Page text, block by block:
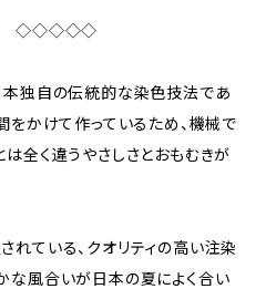
◇◇◇◇◇
本独自の伝統的な染色技法であ
をかけて作っているため、機械で
全く違うやさしさとおもむきが
ている、クオリティの高い注染
な風合いが日本の夏によく合い